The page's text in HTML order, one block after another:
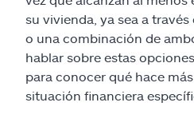
su vivienda, ya sea a
o una combinación de
hablar sobre estas
para conocer qué hace
situación financiera